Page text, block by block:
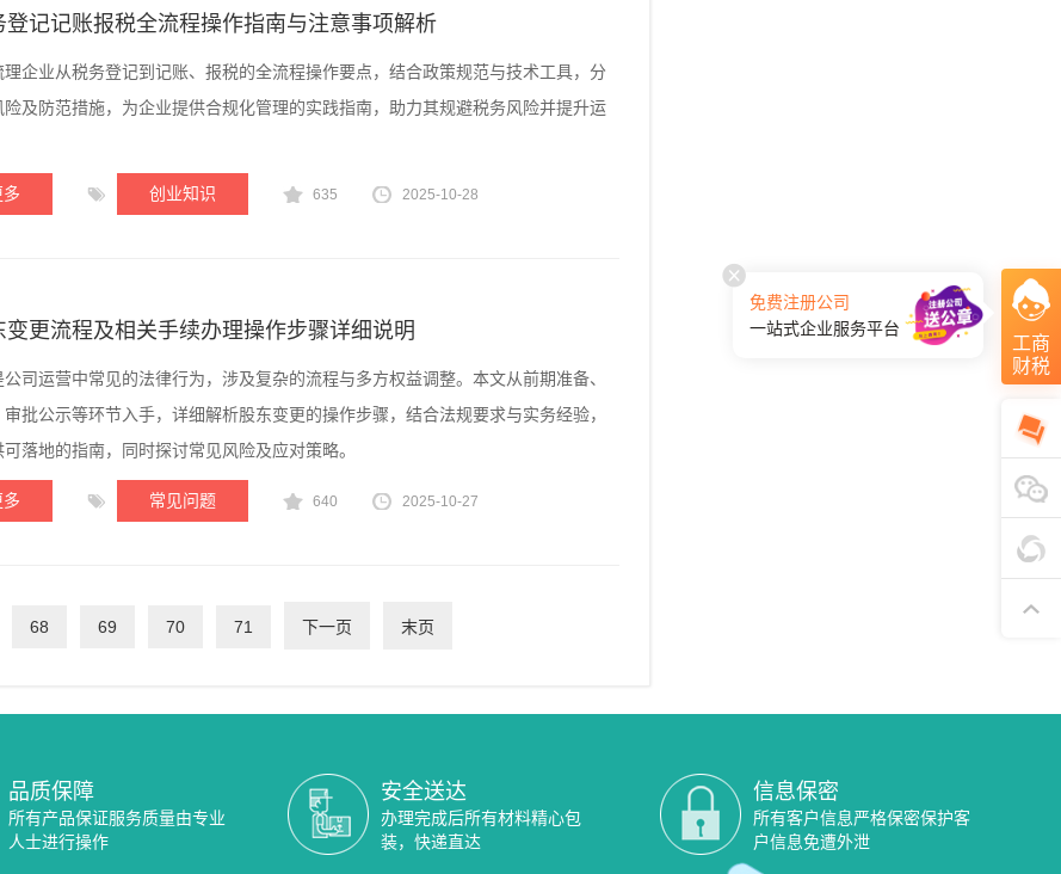
登记记账报税全流程操作指南与注意事项解析
企业从税务登记到记账、报税的全流程操作要点，结合政策规范与技术工具，分
及防范措施，为企业提供合规化管理的实践指南，助力其规避税务风险并提升运
创业知识 635 2025-10-28
变更流程及相关手续办理操作步骤详细说明
司运营中常见的法律行为，涉及复杂的流程与多方权益调整。本文从前期准备、
批公示等环节入手，详细解析股东变更的操作步骤，结合法规要求与实务经验，
落地的指南，同时探讨常见风险及应对策略。
常见问题 640 2025-10-27
68 69 70 71 下一页 末页
品质保障
所有产品保证服务质量由专业
人士进行操作
安全送达
办理完成后所有材料精心包
装，快递直达
信息保密
所有客户信息严格保密保护客
户信息免遭外泄
工商
财税
免费注册公司
一站式企业服务平台